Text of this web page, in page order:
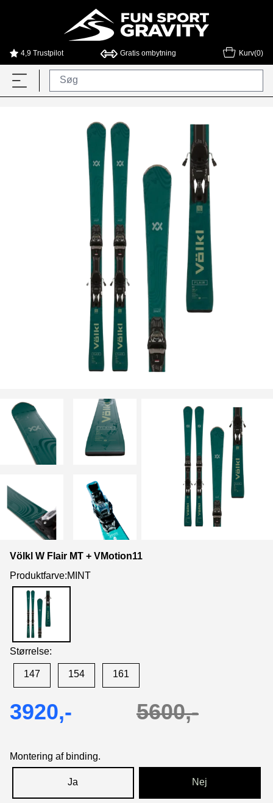
4,9 Trustpilot Gratis ombytning Kurv(0)
Völkl W Flair MT + VMotion11
Produktfarve:MINT
Størrelse:
147 154 161
3920,- 5600,-
Montering af binding.
Ja Nej